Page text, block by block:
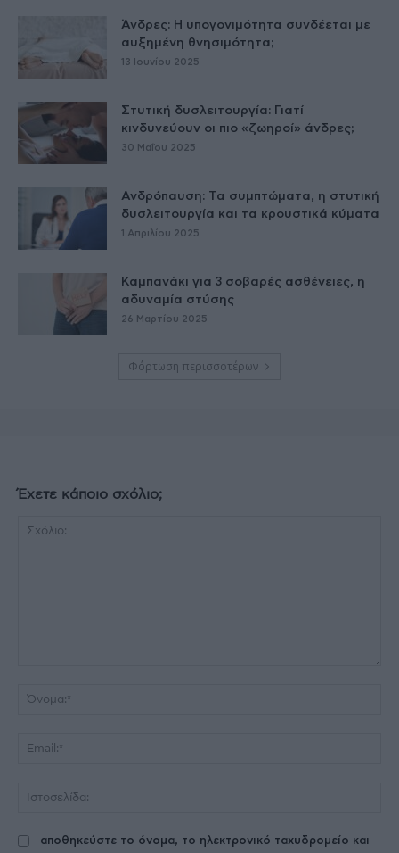
Άνδρες: Η υπογονιμότητα συνδέεται με
αυξημένη θνησιμότητα;
13 Ιουνίου 2025
Στυτική δυσλειτουργία: Γιατί
κινδυνεύουν οι πιο «ζωηροί» άνδρες;
30 Μαΐου 2025
Ανδρόπαυση: Τα συμπτώματα, η στυτική
δυσλειτουργία και τα κρουστικά κύματα
1 Απριλίου 2025
Καμπανάκι για 3 σοβαρές ασθένειες, η
αδυναμία στύσης
26 Μαρτίου 2025
Φόρτωση περισσοτέρων
Έχετε κάποιο σχόλιο;
αποθηκεύστε το όνομα, το ηλεκτρονικό ταχυδρομείο και